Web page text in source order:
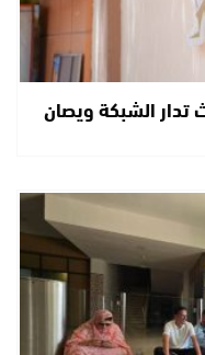
تدار الشبكة ويصان